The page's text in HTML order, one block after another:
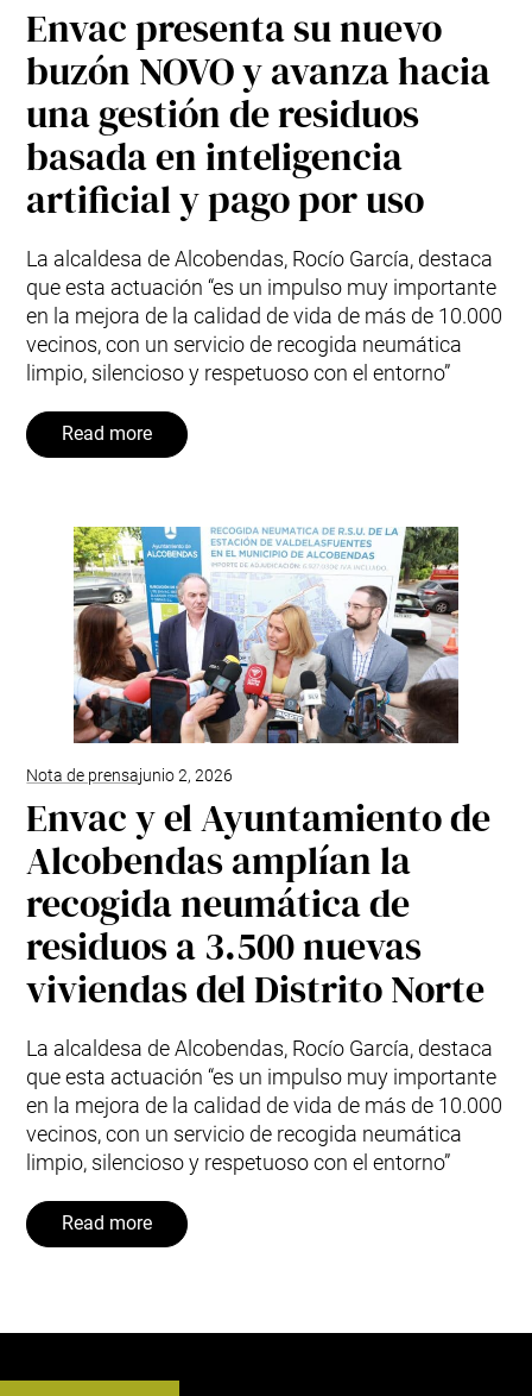
Envac presenta su nuevo
buzón NOVO y avanza hacia
una gestión de residuos
basada en inteligencia
artificial y pago por uso
La alcaldesa de Alcobendas, Rocío García, destaca
que esta actuación “es un impulso muy importante
en la mejora de la calidad de vida de más de 10.000
vecinos, con un servicio de recogida neumática
limpio, silencioso y respetuoso con el entorno”
Read more
Nota de prensajunio 2, 2026
Envac y el Ayuntamiento de
Alcobendas amplían la
recogida neumática de
residuos a 3.500 nuevas
viviendas del Distrito Norte
La alcaldesa de Alcobendas, Rocío García, destaca
que esta actuación “es un impulso muy importante
en la mejora de la calidad de vida de más de 10.000
vecinos, con un servicio de recogida neumática
limpio, silencioso y respetuoso con el entorno”
Read more